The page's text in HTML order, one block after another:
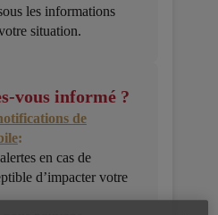
les informations
situation.
vous informé ?
de
:
en cas de
d’impacter votre